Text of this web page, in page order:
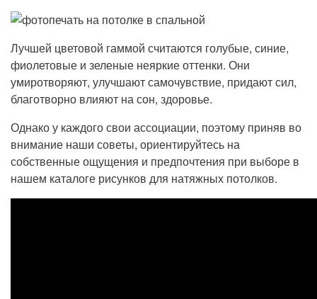
Лучшей цветовой гаммой считаются голубые, синие,
фиолетовые и зеленые неяркие оттенки. Они
умиротворяют, улучшают самочувствие, придают сил,
благотворно влияют на сон, здоровье.
Однако у каждого свои ассоциации, поэтому приняв во
внимание наши советы, ориентируйтесь на
собственные ощущения и предпочтения при выборе в
нашем каталоге рисунков для натяжных потолков.